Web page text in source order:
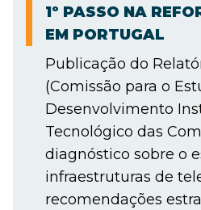
1º PASSO NA
EM PORTUGAL
Publicação do
(Comissão para o
Desenvolvimento
Tecnológico das
diagnóstico sobre o
infraestruturas de
recomendações